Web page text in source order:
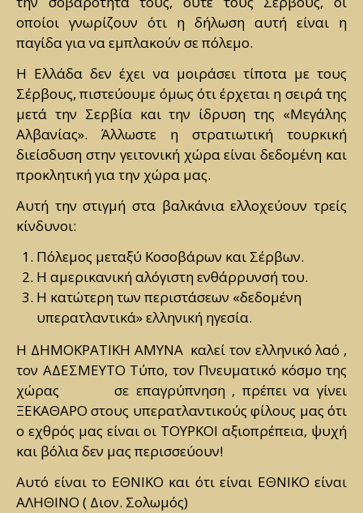
οποίοι γνωρίζουν ότι η δήλωση αυτή είναι η
παγίδα για να εμπλακούν σε πόλεμο.
Η Ελλάδα δεν έχει να μοιράσει τίποτα με τους
Σέρβους, πιστεύουμε όμως ότι έρχεται η σειρά της
μετά την Σερβία και την ίδρυση της «Μεγάλης
Αλβανίας». Άλλωστε η στρατιωτική τουρκική
διείσδυση στην γειτονική χώρα είναι δεδομένη και
προκλητική για την χώρα μας.
Αυτή την στιγμή στα βαλκάνια ελλοχεύουν τρείς
κίνδυνοι:
Πόλεμος μεταξύ Κοσοβάρων και Σέρβων.
Η αμερικανική αλόγιστη ενθάρρυνσή του.
Η κατώτερη των περιστάσεων «δεδομένη
υπερατλαντικά» ελληνική ηγεσία.
Η ΔΗΜΟΚΡΑΤΙΚΗ ΑΜΥΝΑ καλεί τον ελληνικό λαό ,
τον ΑΔΕΣΜΕΥΤΟ Τύπο, τον Πνευματικό κόσμο της
χώρας σε επαγρύπνηση , πρέπει να γίνει
ΞΕΚΑΘΑΡΟ στους υπερατλαντικούς φίλους μας ότι
ο εχθρός μας είναι οι ΤΟΥΡΚΟΙ αξιοπρέπεια, ψυχή
και βόλια δεν μας περισσεύουν!
Αυτό είναι το ΕΘΝΙΚΟ και ότι είναι ΕΘΝΙΚΟ είναι
ΑΛΗΘΙΝΟ ( Διον. Σολωμός)